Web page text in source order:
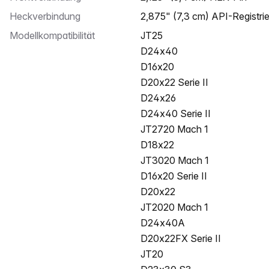
Heckverbindung
2,875" (7,3 cm) API-
Modellkompatibilität
JT25
D24x40
D16x20
D20x22 Serie II
D24x26
D24x40 Serie II
JT2720 Mach 1
D18x22
JT3020 Mach 1
D16x20 Serie II
D20x22
JT2020 Mach 1
D24x40A
D20x22FX Serie II
JT20